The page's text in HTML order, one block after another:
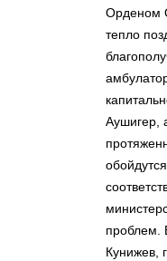
Орденом
тепло
Аушигер,
проблем.
Кунижев,